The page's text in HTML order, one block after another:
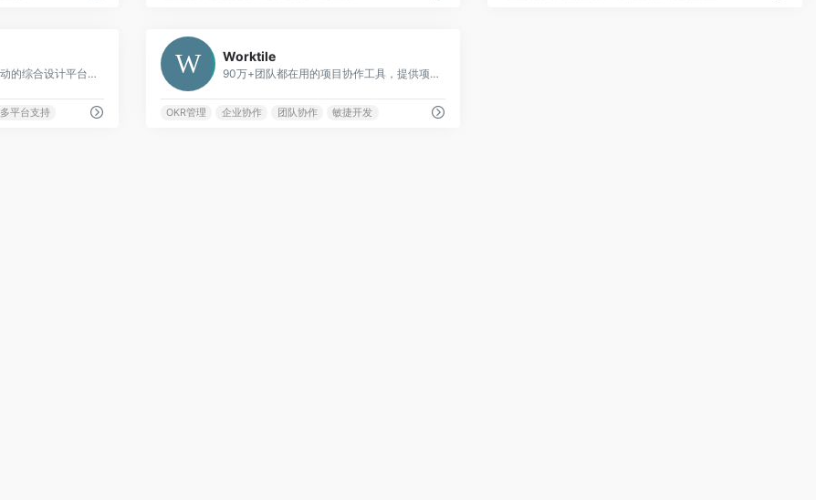
会打字就能做设计，AI驱动的综合设计平台，7400万+用户信赖
多平台支持
Worktile
90万+团队都在用的项目协作工具，提供项目管理、OKR、团队沟通等功能
OKR管理 企业协作 团队协作 敏捷开发